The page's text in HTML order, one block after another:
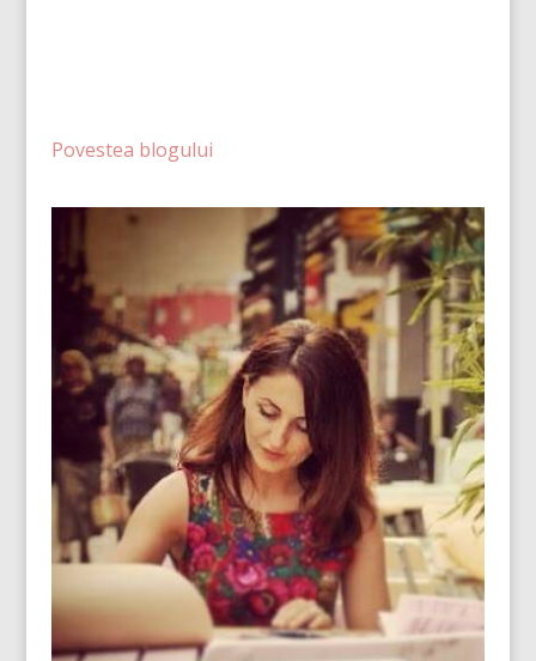
Povestea blogului